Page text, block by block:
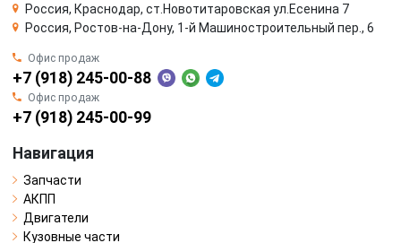
Россия, Краснодар, ст.Новотитаровская ул.Есенина 7
Россия, Ростов-на-Дону, 1-й Машиностроительный пер., 6
Офис продаж
+7 (918) 245-00-88
Офис продаж
+7 (918) 245-00-99
Навигация
Запчасти
АКПП
Двигатели
Кузовные части